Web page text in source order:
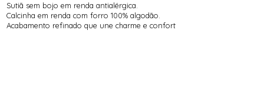
Sutiã sem bojo em renda antialérgica.
Calcinha em renda com forro 100% algodão.
Acabamento refinado que une charme e confort